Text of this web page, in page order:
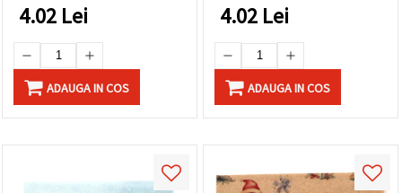
4.02 Lei
ADAUGA IN COS
4.02 Lei
ADAUGA IN COS